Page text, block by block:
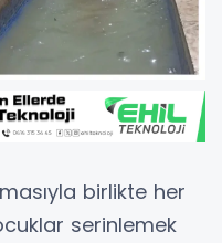
birlikte her
serinlemek